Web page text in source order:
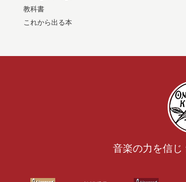
教科書
これから出る本
音楽の力を信じ